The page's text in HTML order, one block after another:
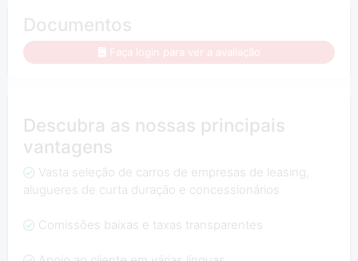
Documentos
Faça login para ver a avaliação
Descubra as nossas principais
vantagens
Vasta seleção de carros de empresas de leasing,
alugueres de curta duração e concessionários
Comissões baixas e taxas transparentes